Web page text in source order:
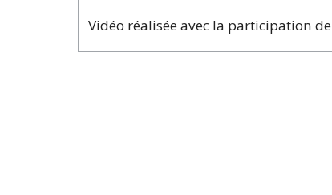
Vidéo réalisée avec la participation de